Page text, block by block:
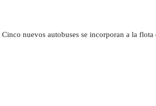
Cinco nuevos autobuses se incorporan a la